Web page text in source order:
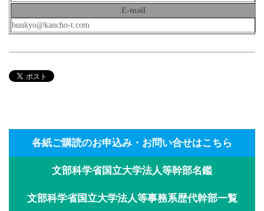
E-mail
bunkyo@kancho-t.com
各紙ご購読のお申込み・お問い合せはこちら
文部科学省国立大学法人等幹部名鑑
文部科学省国立大学法人等事務系歴代幹部一覧